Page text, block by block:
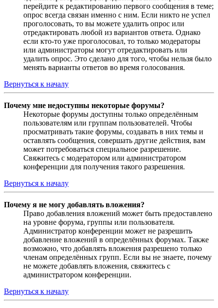
перейдите к редактированию первого сообщения в теме;
опрос всегда связан именно с ним. Если никто не успел
проголосовать, то вы можете удалить опрос или
отредактировать любой из вариантов ответа. Однако
если кто-то уже проголосовал, то только модераторы
или администраторы могут отредактировать или
удалить опрос. Это сделано для того, чтобы нельзя было
менять варианты ответов во время голосования.
Вернуться к началу
Почему мне недоступны некоторые форумы?
Некоторые форумы доступны только определённым
пользователям или группам пользователей. Чтобы
просматривать такие форумы, создавать в них темы и
оставлять сообщения, совершать другие действия, вам
может потребоваться специальное разрешение.
Свяжитесь с модератором или администратором
конференции для получения такого разрешения.
Вернуться к началу
Почему я не могу добавлять вложения?
Право добавления вложений может быть предоставлено
на уровне форума, группы или пользователя.
Администратор конференции может не разрешить
добавление вложений в определённых форумах. Также
возможно, что добавлять вложения разрешено только
членам определённых групп. Если вы не знаете, почему
не можете добавлять вложения, свяжитесь с
администратором конференции.
Вернуться к началу